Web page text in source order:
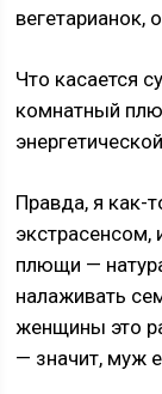
Что касается
комнатный
Правда, я как-
экстрасенсом,
плющи —
налаживать
женщины это
— значит, муж